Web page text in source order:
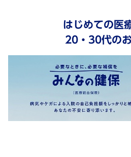
はじめての医
20・30代の